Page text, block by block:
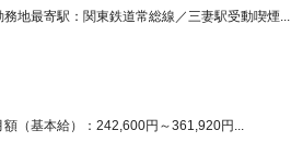
地最寄駅：関東鉄道常総線／三妻駅受動喫煙...
（基本給）：242,600円～361,920円...